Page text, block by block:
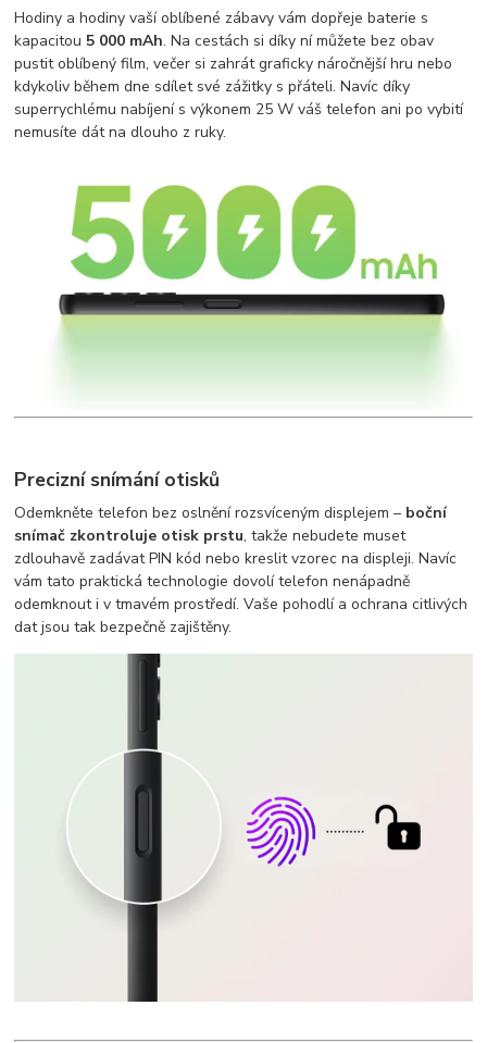
Hodiny a hodiny vaší oblíbené zábavy vám dopřeje baterie s
kapacitou 5 000 mAh. Na cestách si díky ní můžete bez obav
pustit oblíbený film, večer si zahrát graficky náročnější hru nebo
kdykoliv během dne sdílet své zážitky s přáteli. Navíc díky
superrychlému nabíjení s výkonem 25 W váš telefon ani po vybití
nemusíte dát na dlouho z ruky.
Precizní snímání otisků
Odemkněte telefon bez oslnění rozsvíceným displejem – boční
snímač zkontroluje otisk prstu, takže nebudete muset
zdlouhavě zadávat PIN kód nebo kreslit vzorec na displeji. Navíc
vám tato praktická technologie dovolí telefon nenápadně
odemknout i v tmavém prostředí. Vaše pohodlí a ochrana citlivých
dat jsou tak bezpečně zajištěny.